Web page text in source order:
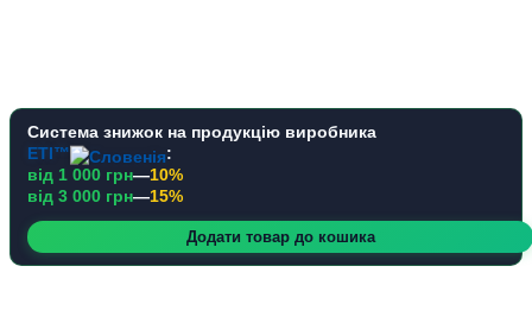
Система знижок на продукцію виробника
ETI™
:
від 1 000 грн—10%
від 3 000 грн—15%
Додати товар до кошика